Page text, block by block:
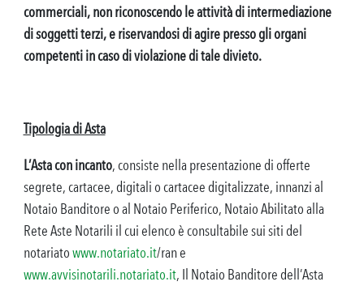
commerciali, non riconoscendo le attività di intermediazione
di soggetti terzi, e riservandosi di agire presso gli organi
competenti in caso di violazione di tale divieto.
Tipologia di Asta
L’Asta con incanto, consiste nella presentazione di offerte
segrete, cartacee, digitali o cartacee digitalizzate, innanzi al
Notaio Banditore o al Notaio Periferico, Notaio Abilitato alla
Rete Aste Notarili il cui elenco è consultabile sui siti del
notariatowww.notariato.it/ran e
www.avvisinotarili.notariato.it, Il Notaio Banditore dell’Asta